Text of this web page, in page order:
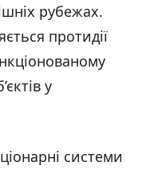
рубежах.
протидії
у
системи